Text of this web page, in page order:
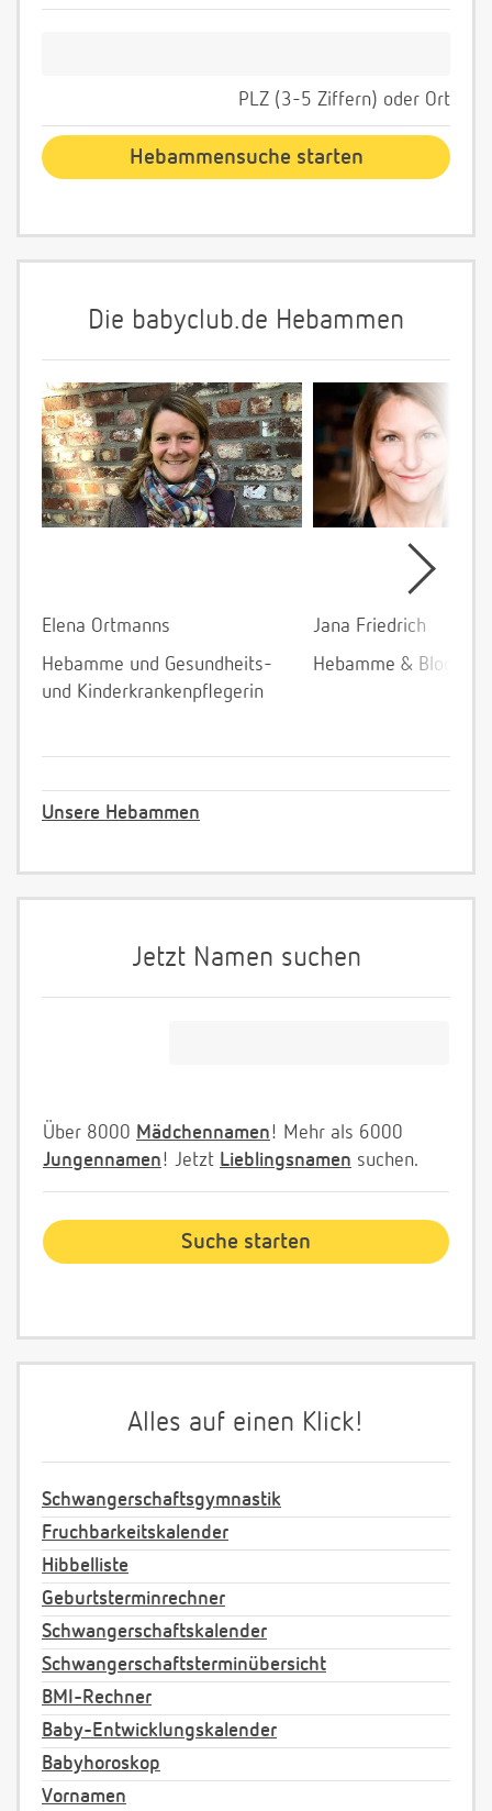
PLZ (3-5 Ziffern) oder Ort
Die babyclub.de Hebammen
Elena Ortmanns
Hebamme und Gesundheits-
und Kinderkrankenpflegerin
Jana Friedrich
Hebamme &
Unsere Hebammen
Jetzt Namen suchen
Über 8000 Mädchennamen! Mehr als 6000
Jungennamen! Jetzt Lieblingsnamen suchen.
Alles auf einen Klick!
Schwangerschaftsgymnastik
Fruchbarkeitskalender
Hibbelliste
Geburtsterminrechner
Schwangerschaftskalender
Schwangerschaftsterminübersicht
BMI-Rechner
Baby-Entwicklungskalender
Babyhoroskop
Vornamen